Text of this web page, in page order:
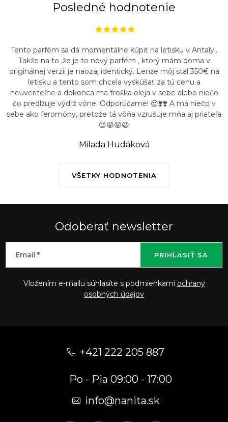
Posledné hodnotenie
VŠETKY HODNOTENIA
Tento parfém sa dá momentálne kúpiť na letisku v Antalyi.
Takže na to ,že je to nový parfém , ktorý mám doma v
originálnej verzii je naozaj identický. Lenže môj stal 350€ na
letisku a tento som chcela vyskúšať za tú cenu a
neuveriteľne a dokonca ma troška oleja v sebe alebo niečo
čo predlžuje výdrž vône. Odporúčame! 😍❣️❣️ A má niečo v
sebe ako feromóny, pretože tá vôňa vzrušuje mňa aj priateľa
😉😝😝😃
Milada Hudáková
Odoberať newsletter
Email
Vložením e-mailu súhlasíte s podmienkami ochrany
osobných údajov
PRIHLÁSIŤ SA
+421 222 205 887
Po - Pia 09:00 - 17:00
info@nanita.sk